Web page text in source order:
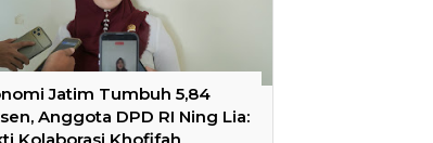
Jatim Tumbuh 5,84
Anggota DPD RI Ning Lia: